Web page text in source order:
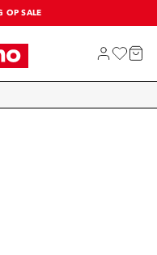
OP SALE